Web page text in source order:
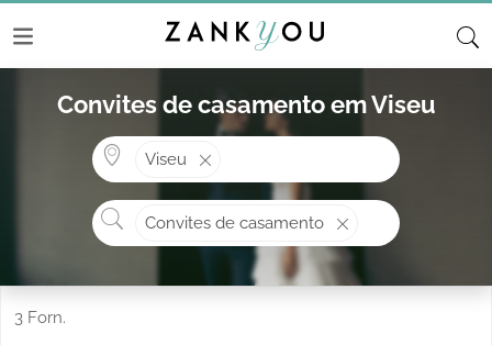
Convites de casamento em Viseu
Viseu
O que procura?
Convites de casamento
3 Forn.